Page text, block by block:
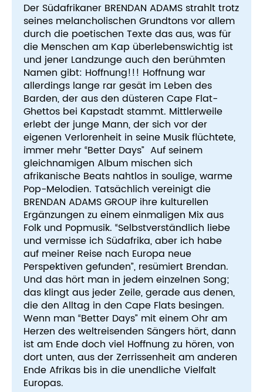
Der Südafrikaner BRENDAN ADAMS strahlt trotz
seines melancholischen Grundtons vor allem
durch die poetischen Texte das aus, was für
die Menschen am Kap überlebenswichtig ist
und jener Landzunge auch den berühmten
Namen gibt: Hoffnung!!! Hoffnung war
allerdings lange rar gesät im Leben des
Barden, der aus den düsteren Cape Flat-
Ghettos bei Kapstadt stammt. Mittlerweile
erlebt der junge Mann, der sich vor der
eigenen Verlorenheit in seine Musik flüchtete,
immer mehr “Better Days” Auf seinem
gleichnamigen Album mischen sich
afrikanische Beats nahtlos in soulige, warme
Pop-Melodien. Tatsächlich vereinigt die
BRENDAN ADAMS GROUP ihre kulturellen
Ergänzungen zu einem einmaligen Mix aus
Folk und Popmusik. “Selbstverständlich liebe
und vermisse ich Südafrika, aber ich habe
auf meiner Reise nach Europa neue
Perspektiven gefunden”, resümiert Brendan.
Und das hört man in jedem einzelnen Song;
das klingt aus jeder Zeile, gerade aus denen,
die den Alltag in den Cape Flats besingen.
Wenn man “Better Days” mit einem Ohr am
Herzen des weltreisenden Sängers hört, dann
ist am Ende doch viel Hoffnung zu hören, von
dort unten, aus der Zerrissenheit am anderen
Ende Afrikas bis in die unendliche Vielfalt
Europas.